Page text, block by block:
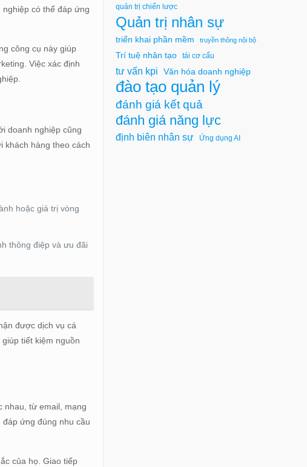
có thể đáp ứng
công cụ này giúp
Việc xác định
doanh nghiệp cũng
khách hàng theo cách
hoặc giá trị vòng
thông điệp và ưu đãi
được dịch vụ cá
tiết kiệm nguồn
nhau, từ email, mạng
ứng đúng nhu cầu
của họ. Giao tiếp
quản trị chiến lược
Quản trị nhân sự
triển khai phần mềm truyền thông nội bộ
Trí tuệ nhân tạo tái cơ cấu
tư vấn kpi Văn hóa doanh nghiệp
đào tạo quản lý
đánh giá kết quả
đánh giá năng lực
định biên nhân sự Ứng dụng AI